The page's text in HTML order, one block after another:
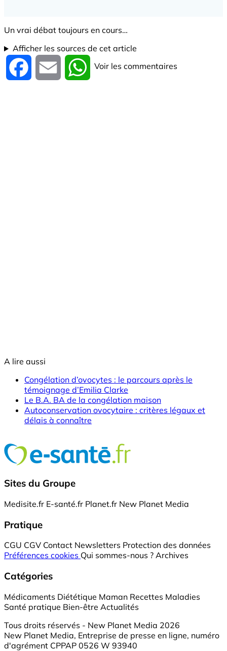
Un vrai débat toujours en cours…
Afficher les sources de cet article
Facebook Email WhatsApp
Voir les commentaires
A lire aussi
Congélation d’ovocytes : le parcours après le
témoignage d’Emilia Clarke
Le B.A. BA de la congélation maison
Autoconservation ovocytaire : critères légaux et
délais à connaître
Sites du Groupe
Medisite.fr E-santé.fr Planet.fr New Planet Media
Pratique
CGU CGV Contact Newsletters Protection des données
Préférences cookies Qui sommes-nous ? Archives
Catégories
Médicaments Diététique Maman Recettes Maladies
Santé pratique Bien-être Actualités
Tous droits réservés - New Planet Media 2026
New Planet Media, Entreprise de presse en ligne, numéro
d'agrément CPPAP 0526 W 93940